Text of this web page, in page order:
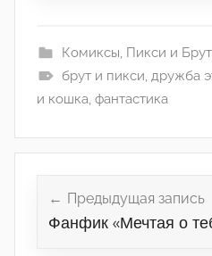
Комиксы, Пикси и Брут
брут и пикси, дружба
и кошка, фантастика
записям
Предыдущая запись
Фанфик «Мечтая о